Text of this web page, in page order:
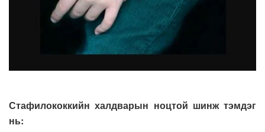
Стафилококкийн халдварын ноцтой шинж тэмдэг
нь: